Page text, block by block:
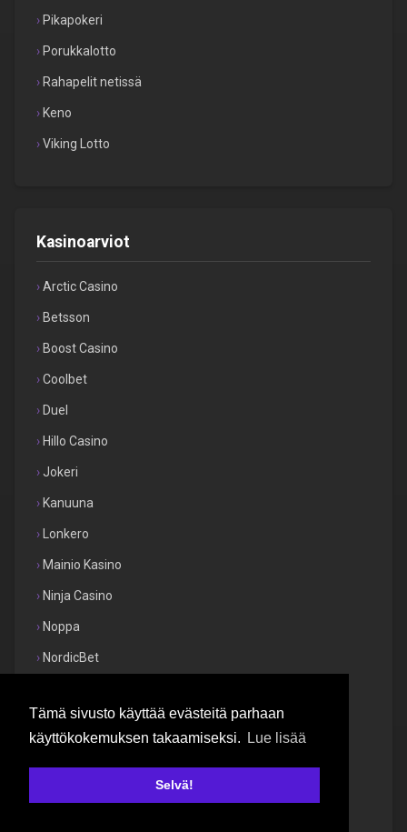
Pikapokeri
Porukkalotto
Rahapelit netissä
Keno
Viking Lotto
Kasinoarviot
Arctic Casino
Betsson
Boost Casino
Coolbet
Duel
Hillo Casino
Jokeri
Kanuuna
Lonkero
Mainio Kasino
Ninja Casino
Noppa
NordicBet
Otto Kasino
Paf
Tämä sivusto käyttää evästeitä parhaan
käyttökokemuksen takaamiseksi.
Lue lisää
Selvä!